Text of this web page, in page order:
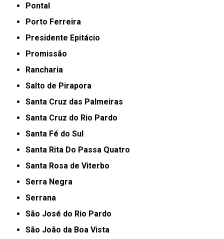
Pontal
Porto Ferreira
Presidente Epitácio
Promissão
Rancharia
Salto de Pirapora
Santa Cruz das Palmeiras
Santa Cruz do Rio Pardo
Santa Fé do Sul
Santa Rita Do Passa Quatro
Santa Rosa de Viterbo
Serra Negra
Serrana
São José do Rio Pardo
São João da Boa Vista